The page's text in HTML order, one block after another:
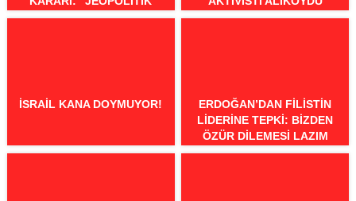
SORUNLARI ÇÖZEMEYIZ”
İSRAIL KANA DOYMUYOR!
ERDOĞAN’DAN FILISTIN
LIDERINE TEPKI: BIZDEN
ÖZÜR DILEMESI LAZIM